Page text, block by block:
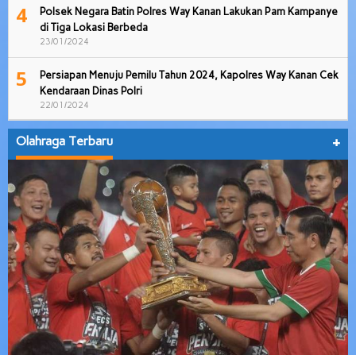
4
Polsek Negara Batin Polres Way Kanan Lakukan Pam Kampanye
di Tiga Lokasi Berbeda
23/01/2024
5
Persiapan Menuju Pemilu Tahun 2024, Kapolres Way Kanan Cek
Kendaraan Dinas Polri
22/01/2024
Olahraga Terbaru +